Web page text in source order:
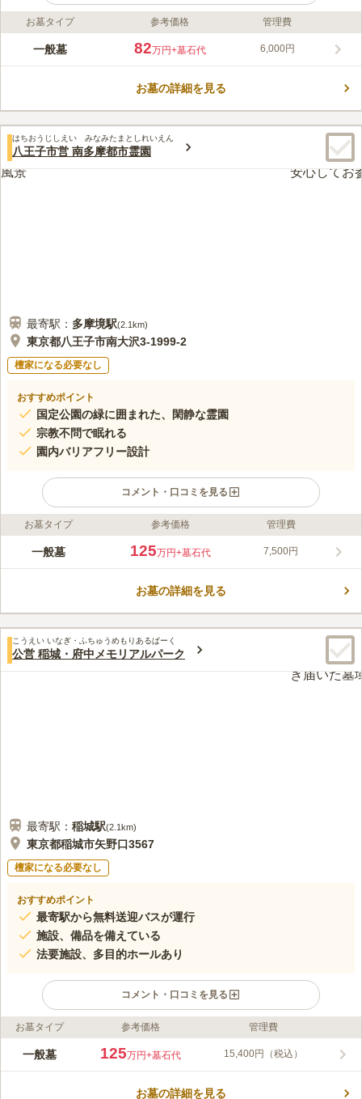
ライフドット編集部のコメント
八王子市営 緑町霊園は、八王子市緑町にある宗旨・宗派自由の
ピンクが映える桜が咲いており、広い参道がゆったりとした空間
口コミ評価
みんなの評価
3.3 口コミ
70代女性
霊園近くに花屋があるので便利です。
口コミの続きを読む
お墓タイプ 参考価格 管理費
一般墓 82万円+墓石代 6,000円
お墓の詳細を見る
はちおうじしえい みなみたまとしれいえん
八王子市営 南多摩都市霊園
最寄駅： 多摩境駅(2.1km)
東京都八王子市南大沢3-1999-2
檀家になる必要なし
おすすめポイント
国定公園の緑に囲まれた、閑静な霊園
宗教不問で眠れる
園内バリアフリー設計
コメント・口コミを見る
ライフドット編集部のコメント
南多摩都市霊園は、八王子市が運営している高尾国定公園の緑に
の方でも安心してお参りできます。 公営斎場が隣接しているた
必要です。
口コミ評価
みんなの評価
3.3 口コミ
40代女性
墓地は坂の上にあり、周りには火葬場と他の私営の霊園しかない
お墓タイプ 参考価格 管理費
一般墓 125万円+墓石代 7,500円
お墓の詳細を見る
こうえい いなぎ・ふちゅうめもりあるぱーく
公営 稲城・府中メモリアルパーク
最寄駅： 稲城駅(2.1km)
東京都稲城市矢野口3567
檀家になる必要なし
おすすめポイント
最寄駅から無料送迎バスが運行
施設、備品を備えている
法要施設、多目的ホールあり
コメント・口コミを見る
ライフドット編集部のコメント
京王相模原線「稲城駅」「稲城長沼駅」から無料送迎バスも運行
ります。四季折々の豊かな自然の中でお参りすることができま
お墓タイプ 参考価格 管理費
一般墓 125万円+墓石代 15,400円（税込）
お墓の詳細を見る